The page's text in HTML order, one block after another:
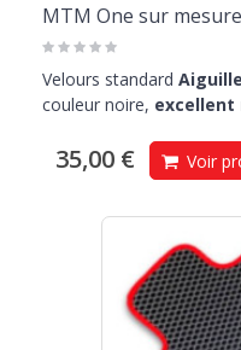
MTM One sur mesure
Velours standard
couleur noire,
35,00 € Voir